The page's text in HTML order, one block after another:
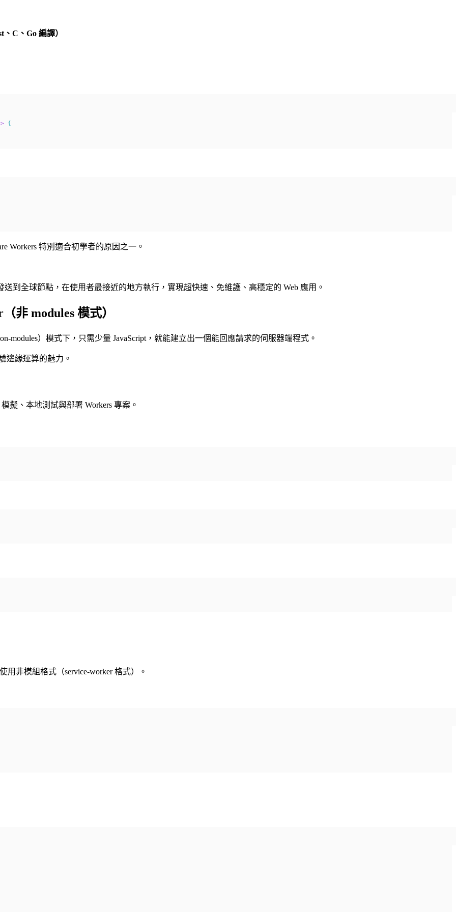
C、Go 編譯）
{
Workers 特別適合初學者的原因之一。
到全球節點，在使用者最接近的地方執行，實現超快速、免維護、高穩定的 Web 應用。
非 modules 模式）
modules）模式下，只需少量 JavaScript，就能建立出一個能回應請求的伺服器端程式。
邊緣運算的魅力。
擬、本地測試與部署 Workers 專案。
用非模組格式（service-worker 格式）。